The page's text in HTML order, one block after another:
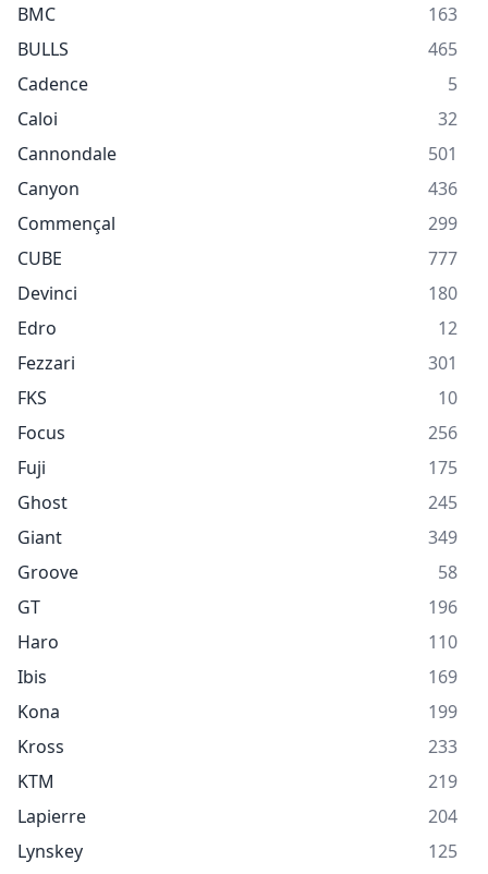
BMC
163
BULLS
465
Cadence
5
Caloi
32
Cannondale
501
Canyon
436
Commençal
299
CUBE
777
Devinci
180
Edro
12
Fezzari
301
FKS
10
Focus
256
Fuji
175
Ghost
245
Giant
349
Groove
58
GT
196
Haro
110
Ibis
169
Kona
199
Kross
233
KTM
219
Lapierre
204
Lynskey
125